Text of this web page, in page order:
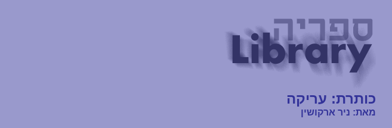
כותרת: עריקה
מאת: ניר ארקושין